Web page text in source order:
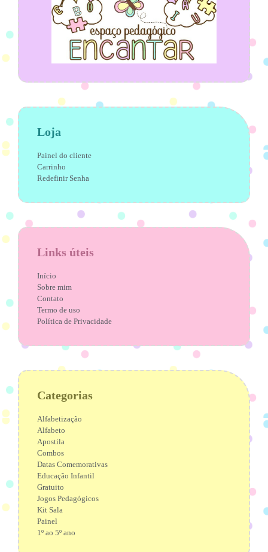
Loja
Painel do cliente
Carrinho
Redefinir Senha
Links úteis
Início
Sobre mim
Contato
Termo de uso
Política de Privacidade
Categorias
Alfabetização
Alfabeto
Apostila
Combos
Datas Comemorativas
Educação Infantil
Gratuito
Jogos Pedagógicos
Kit Sala
Painel
1º ao 5º ano